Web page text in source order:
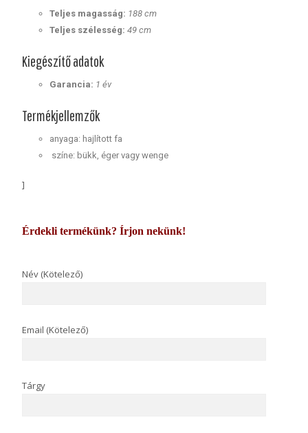
Teljes magasság: 188 cm
Teljes szélesség:49 cm
Kiegészítő adatok
Garancia: 1 év
Termékjellemzők
anyaga: hajlított fa
színe: bükk, éger vagy wenge
]
Érdekli termékünk? Írjon nekünk!
Név (Kötelező)
Email (Kötelező)
Tárgy